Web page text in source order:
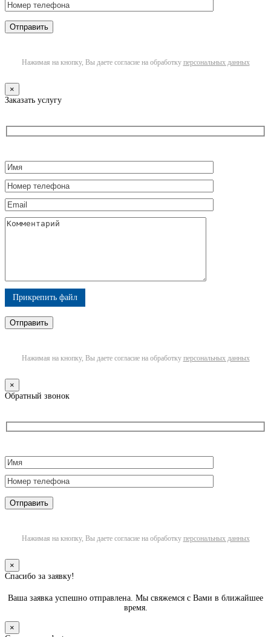
Нажимая на кнопку, Вы даете согласие на обработку персональных данных
×
Заказать услугу
Прикрепить файл
Нажимая на кнопку, Вы даете согласие на обработку персональных данных
×
Обратный звонок
Нажимая на кнопку, Вы даете согласие на обработку персональных данных
×
Спасибо за заявку!
Ваша заявка успешно отправлена. Мы свяжемся с Вами в ближайшее
время.
×